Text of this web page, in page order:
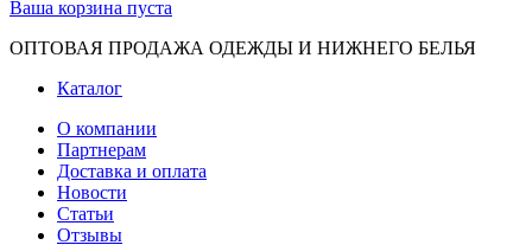
Ваша корзина пуста
ОПТОВАЯ ПРОДАЖА ОДЕЖДЫ И НИЖНЕГО БЕЛЬЯ
Каталог
О компании
Партнерам
Доставка и оплата
Новости
Статьи
Отзывы